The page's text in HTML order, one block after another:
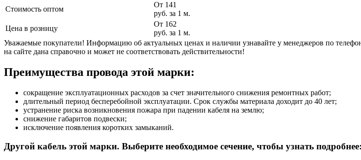
Стоимость оптом
От 141
руб. за 1 м.
Цена в розницу
От 162
руб. за 1 м.
Уважаемые покупатели! Информацию об актуальных ценах и наличии узнавайте у менеджеров по
на сайте дана справочно и может не соответствовать действительности!
Преимущества провода этой марки:
сокращение эксплуатационных расходов за счет значительного снижения ремонтных работ;
длительный период бесперебойной эксплуатации. Срок службы материала доходит до 40 лет;
устранение риска возникновения пожара при падении кабеля на землю;
снижение габаритов подвески;
исключение появления коротких замыканий.
Другой кабель этой марки. Выберите необходимое сечение, чтобы узнать подробнее: